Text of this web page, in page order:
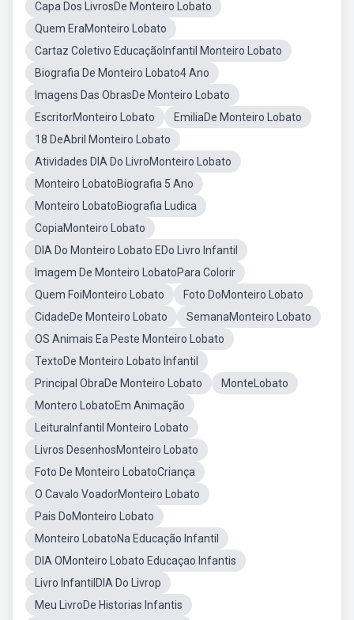
Capa Dos LivrosDe Monteiro Lobato
Quem EraMonteiro Lobato
Cartaz Coletivo EducaçãoInfantil Monteiro Lobato
Biografia De Monteiro Lobato4 Ano
Imagens Das ObrasDe Monteiro Lobato
EscritorMonteiro Lobato
EmiliaDe Monteiro Lobato
18 DeAbril Monteiro Lobato
Atividades DIA Do LivroMonteiro Lobato
Monteiro LobatoBiografia 5 Ano
Monteiro LobatoBiografia Ludica
CopiaMonteiro Lobato
DIA Do Monteiro Lobato EDo Livro Infantil
Imagem De Monteiro LobatoPara Colorir
Quem FoiMonteiro Lobato
Foto DoMonteiro Lobato
CidadeDe Monteiro Lobato
SemanaMonteiro Lobato
OS Animais Ea Peste Monteiro Lobato
TextoDe Monteiro Lobato Infantil
Principal ObraDe Monteiro Lobato
MonteLobato
Montero LobatoEm Animação
LeituraInfantil Monteiro Lobato
Livros DesenhosMonteiro Lobato
Foto De Monteiro LobatoCriança
O Cavalo VoadorMonteiro Lobato
Pais DoMonteiro Lobato
Monteiro LobatoNa Educação Infantil
DIA OMonteiro Lobato Educaçao Infantis
Livro InfantilDIA Do Livrop
Meu LivroDe Historias Infantis